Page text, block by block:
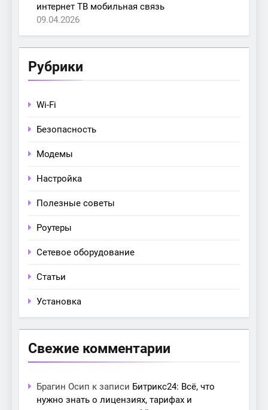
интернет ТВ мобильная связь
09.04.2026
Рубрики
Wi-Fi
Безопасность
Модемы
Настройка
Полезные советы
Роутеры
Сетевое оборудование
Статьи
Установка
Свежие комментарии
Брагин Осип к записи Битрикс24: Всё, что
нужно знать о лицензиях, тарифах и